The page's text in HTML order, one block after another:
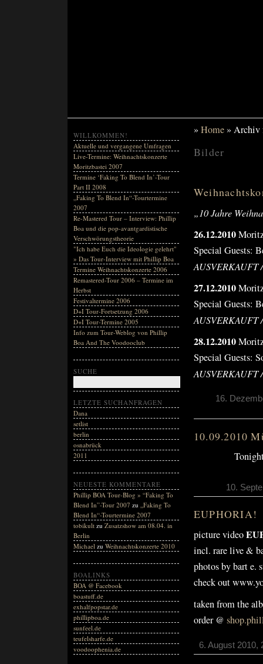
» Home» Archiv
Bilder
„10 Jahre
26.12.2010
Special Guests:
AUSVERKAUFT
27.12.2010
Special Guests:
AUSVERKAUFT
28.12.2010
Special Guests:
AUSVERKAUFT
16.
10.09.2010
10.
EUPHORIA!
picture video
incl. rare live &
photos by bart e.
check out
taken from the
order @
6. August 2010,
WILLKOMMEN!
Aktuelle und vergangene Umfragen
Live-Termine: Weihnachtskonzerte
Moritzbastei 2007
Termine ‘Faking To Blend In’-Tour
Part II 2008
„Faking To Blend In“-Tourtermine
2007
Re-Mastered Tour – Interview: Phillip
Boa und die pop-avantgardistische
Verschwörungstheorie
"Ich habe Euch die Ideologie gelehrt"
» Das Tour-Interview mit Phillip Boa
Termine Weihnachtskonzerte 2006
Remastered-Tour 2006 – Termine im
Herbst
Festivaltermine 2006
D+I Tour-Fortsetzung 2006
D+I Tour-Termine 2005
Info zum Tour-Weblog von Phillip
Boa And The Voodooclub
SUCHE
LETZTE SUCHANFRAGEN
Dana
setlist
berlin
osnabrück
2011
NEUESTE KOMMENTARE
Phillip BOA Tour-Blog » “Faking To
Blend In”-Tour 2007 zu „Faking To
Blend In“-Tourtermine 2007
tobikult zu Zusatzshow am 08.04. in
Berlin
Michael zu Weihnachtskonzerte 2010
BOALINKS
BOA @ Facebook
boastuff.de
exhalfpopstar.de
phillipboa.de
sunfeel.de
teufelsharfe.de
voodoophenia.de